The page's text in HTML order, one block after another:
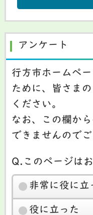
アンケート
行方市ホームペ
ために、皆さま
ください。
なお、この欄か
できませんのでご
Q.このページは
非常に役に立
役に立った